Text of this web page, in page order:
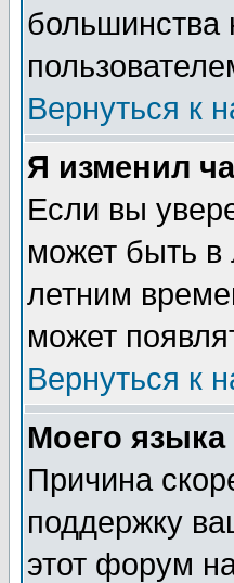
большинства
Вернуться к
Я изменил
Если вы
может быть в
летним
может
Вернуться к
Моего языка
Причина
поддержку
этот форум